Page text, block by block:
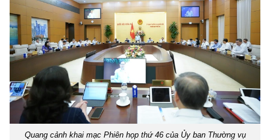
Quang cảnh khai mạc Phiên họp thứ 46 của Ủy ban Thường vụ